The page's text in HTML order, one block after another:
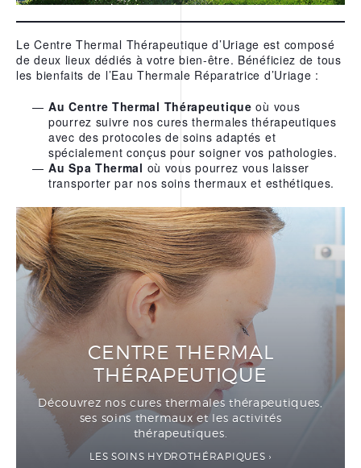
Le Centre Thermal Thérapeutique d’Uriage est composé
de deux lieux dédiés à votre bien-être. Bénéficiez de tous
les bienfaits de l’Eau Thermale Réparatrice d’Uriage :
Au Centre Thermal Thérapeutique où vous
pourrez suivre nos cures thermales thérapeutiques
avec des protocoles de soins adaptés et
spécialement conçus pour soigner vos pathologies.
Au Spa Thermal où vous pourrez vous laisser
transporter par nos soins thermaux et esthétiques.
CENTRE THERMAL
THÉRAPEUTIQUE
Découvrez nos cures thermales thérapeutiques,
ses soins thermaux et les activités
thérapeutiques.
LES SOINS HYDROTHÉRAPIQUES